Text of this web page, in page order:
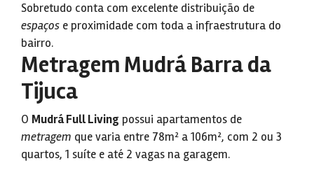
Sobretudo conta com excelente distribuição de
espaços e proximidade com toda a infraestrutura do
bairro.
Metragem Mudrá Barra da
Tijuca
O Mudrá Full Living possui apartamentos de
metragem que varia entre 78m² a 106m², com 2 ou 3
quartos, 1 suíte e até 2 vagas na garagem.